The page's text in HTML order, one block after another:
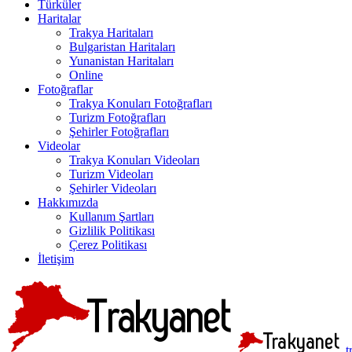
Türküler
Haritalar
Trakya Haritaları
Bulgaristan Haritaları
Yunanistan Haritaları
Online
Fotoğraflar
Trakya Konuları Fotoğrafları
Turizm Fotoğrafları
Şehirler Fotoğrafları
Videolar
Trakya Konuları Videoları
Turizm Videoları
Şehirler Videoları
Hakkımızda
Kullanım Şartları
Gizlilik Politikası
Çerez Politikası
İletişim